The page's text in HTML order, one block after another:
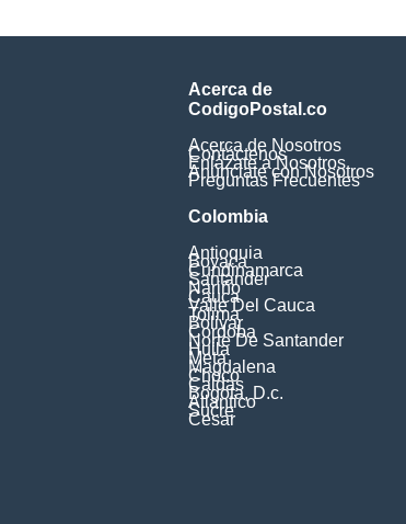
Acerca de
CodigoPostal.co
Acerca de Nosotros
Contáctenos
Enlázate a Nosotros
Anúnciate con Nosotros
Preguntas Frecuentes
Colombia
Antioquia
Boyaca
Cundinamarca
Santander
Nariño
Cauca
Valle Del Cauca
Tolima
Bolivar
Cordoba
Norte De Santander
Huila
Meta
Magdalena
Choco
Caldas
Bogota, D.c.
Atlantico
Sucre
Cesar